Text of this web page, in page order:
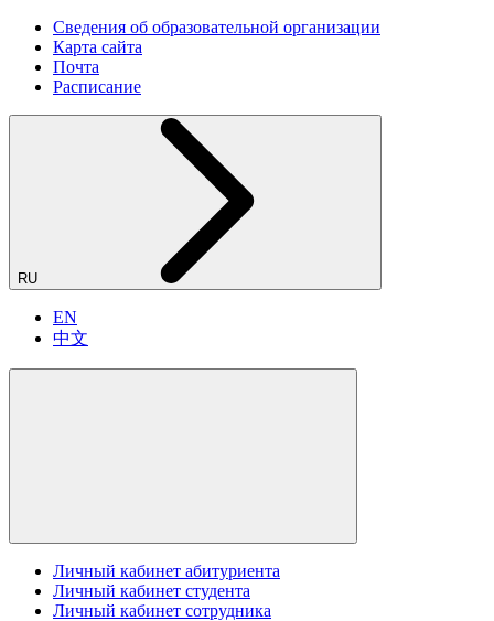
Сведения об образовательной организации
Карта сайта
Почта
Расписание
RU
EN
中文
Личный кабинет абитуриента
Личный кабинет студента
Личный кабинет сотрудника